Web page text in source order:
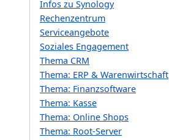
Infos zu Synology
Rechenzentrum
Serviceangebote
Soziales Engagement
Thema CRM
Thema: ERP & Warenwirtschaft
Thema: Finanzsoftware
Thema: Kasse
Thema: Online Shops
Thema: Root-Server